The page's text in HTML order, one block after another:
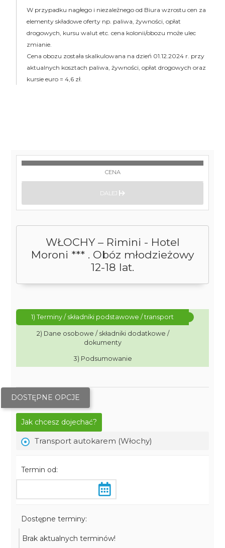
W przypadku nagłego i niezależnego od Biura wzrostu cen za
elementy składowe oferty np. paliwa, żywności, opłat
drogowych, kursu walut etc. cena kolonii/obozu może ulec
zmianie.
Cena obozu została skalkulowana na dzień 01.12.2024 r. przy
aktualnych kosztach paliwa, żywności, opłat drogowych oraz
kursie euro = 4,6 zł.
WŁOCHY – Rimini - Hotel
Moroni *** . Obóz młodzieżowy
12-18 lat.
1) Terminy / składniki podstawowe / transport
2) Dane osobowe / składniki dodatkowe /
dokumenty
3) Podsumowanie
DOSTĘPNE OPCJE
Jak chcesz dojechać?
Transport autokarem (Włochy)
Termin od:
Dostępne terminy:
Brak aktualnych terminów!
CENA
DALEJ